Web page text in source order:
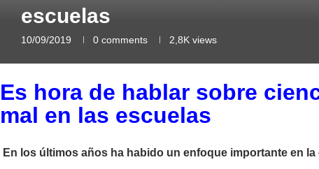
escuelas
10/09/2019 0 comments 2,8K views
Es hora de hablar sobre
mal en las escuelas
En los últimos años ha habido un enfoque importante en